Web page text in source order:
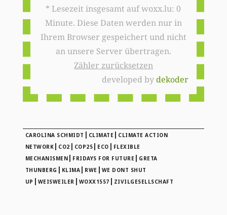
* Lesezeit insgesamt auf woxx.lu: 0
Minute. Diese Daten werden nur in
Ihrem Browser gespeichert und nicht
an unsere Server übertragen.
Zähler zurücksetzen
developed bydekoder
CAROLINA SCHMIDT | CLIMATE | CLIMATE ACTION
NETWORK | CO2 | COP25 | ECO | FLEXIBLE
MECHANISMEN | FRIDAYS FOR FUTURE | GRETA
THUNBERG | KLIMA | RWE | WE DONT SHUT
UP | WEISWEILER | WOXX1557 | ZIVILGESELLSCHAFT